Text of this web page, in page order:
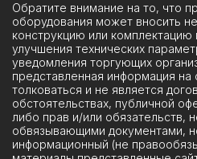
Обратите внимание на то, что
оборудования может вносить
конструкцию или
улучшения технических
уведомления торгующих
представленная информация
толковаться и не является
обстоятельствах, публичной
либо прав и/или обязательств,
обвязывающими документами,
информационный (не